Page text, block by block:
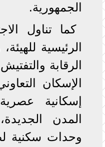
الجمهورية.
كما تناول
الرئيسية
الرقابة
الإسكان
إسكانية
المدن
وحدات سكنية